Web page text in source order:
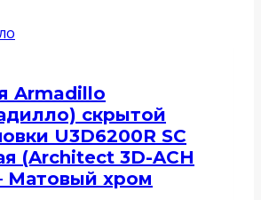
Armadillo
скрытой
U3D6200R SC
(Architect 3D-ACH
Матовый хром